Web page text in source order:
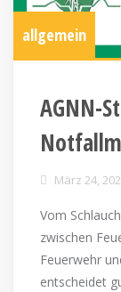
allgemein
AGNN-
März 24,
Vom
zwischen
Feuerwehr
entscheidet